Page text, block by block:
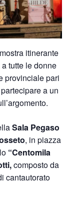
itinerante
tutte le donne
provinciale pari
a un
Sala Pegaso
, in piazza
“Centomila
composto da
cantautorato